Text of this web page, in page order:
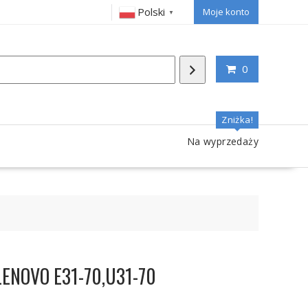
Polski ▼ Moje konto
0
Zniżka!
Na wyprzedaży
E31-70,U31-70